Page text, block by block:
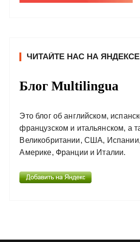
ЧИТАЙТЕ НАС НА ЯНДЕКСЕ
Блог Multilingua
Это блог об английском,
французском и итальянском, а
Великобритании, США,
Америке, Франции и Италии.